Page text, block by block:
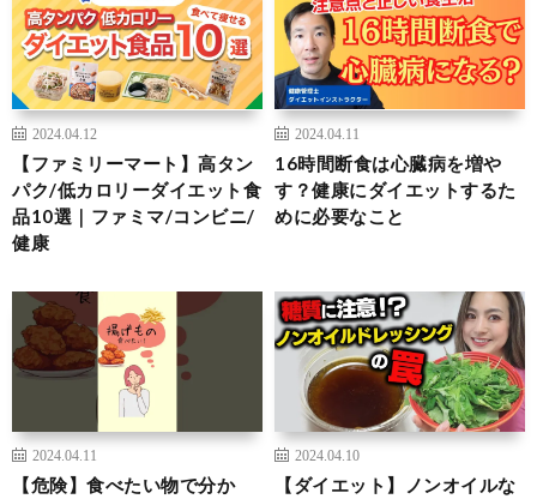
2024.04.12
【ファミリーマート】高タン
パク/低カロリーダイエット食
品10選｜ファミマ/コンビニ/
健康
2024.04.11
16時間断食は心臓病を増や
す？健康にダイエットするた
めに必要なこと
2024.04.11
【危険】食べたい物で分か
2024.04.10
【ダイエット】ノンオイルな